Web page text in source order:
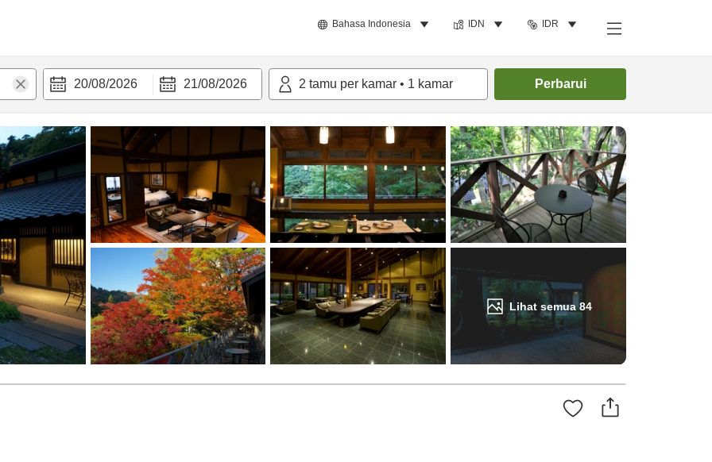
Bahasa Indonesia IDN IDR
20/08/2026 21/08/2026 2 tamu per kamar • 1 kamar Perbarui
Lihat semua84
Cari kamar